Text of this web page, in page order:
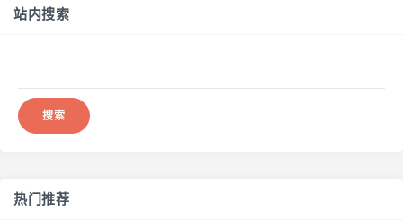
站内搜索
热门推荐